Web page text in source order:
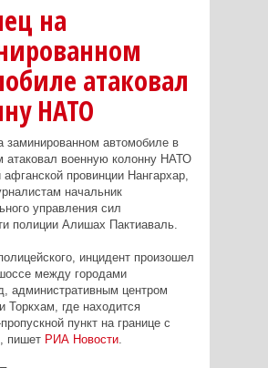
на
атаковал
НАТО
заминированном автомобиле в
атаковал военную колонну НАТО
афганской провинции Нангархар,
начальник
управления сил
полиции Алишах Пактиаваль.
инцидент произошел
между городами
административным центром
Торкхам, где находится
пункт на границе с
пишет РИА Новости.